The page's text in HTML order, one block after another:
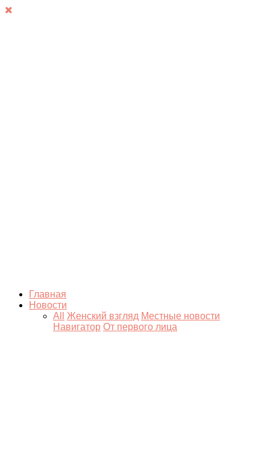
Главная
Новости
All
Женский взгляд Местные новости
Навигатор От первого лица